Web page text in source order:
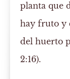
planta que
hay fruto y
del huerto
2:16).